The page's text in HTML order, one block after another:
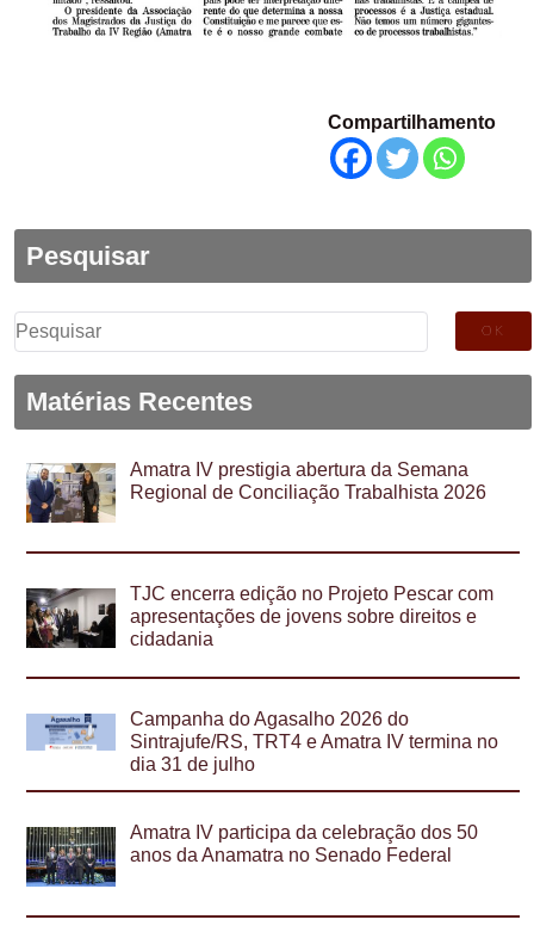
Compartilhamento
Pesquisar
Pesquisar
por:
Matérias Recentes
Amatra IV prestigia abertura da Semana
Regional de Conciliação Trabalhista 2026
TJC encerra edição no Projeto Pescar com
apresentações de jovens sobre direitos e
cidadania
Campanha do Agasalho 2026 do
Sintrajufe/RS, TRT4 e Amatra IV termina no
dia 31 de julho
Amatra IV participa da celebração dos 50
anos da Anamatra no Senado Federal